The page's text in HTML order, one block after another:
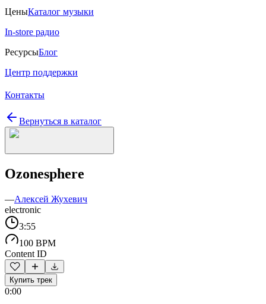
ЦеныКаталог музыки
In-store радио
РесурсыБлог
Центр поддержки
Контакты
Вернуться в каталог
Ozonesphere
—Алексей Жухевич
electronic
3:55
100 BPM
Content ID
Купить трек
0:00